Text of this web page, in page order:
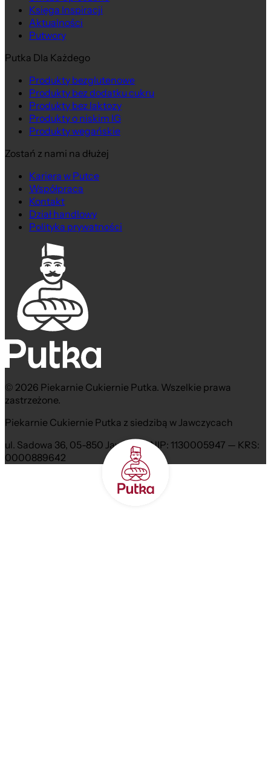
Księga Inspiracji
Aktualności
Putwory
Putka Dla Każdego
Produkty bezglutenowe
Produkty bez dodatku cukru
Produkty bez laktozy
Produkty o niskim IG
Produkty wegańskie
Zostań z nami na dłużej
Kariera w Putce
Współpraca
Kontakt
Dział handlowy
Polityka prywatności
© 2026 Piekarnie Cukiernie Putka. Wszelkie prawa
zastrzeżone.
Piekarnie Cukiernie Putka z siedzibą w Jawczycach
ul. Sadowa 36, 05-850 Jawczyce NIP: 1130005947 — KRS:
0000889642